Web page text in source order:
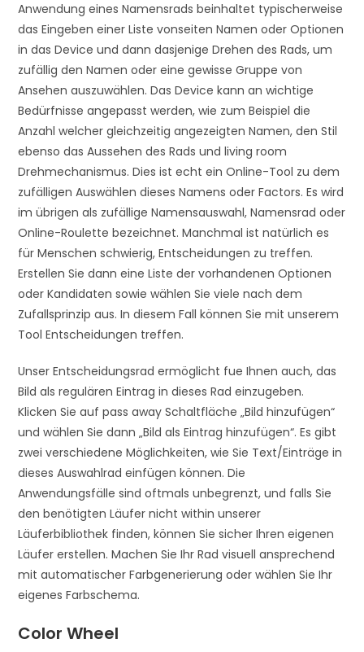
Anwendung eines Namensrads beinhaltet typischerweise
das Eingeben einer Liste vonseiten Namen oder Optionen
in das Device und dann dasjenige Drehen des Rads, um
zufällig den Namen oder eine gewisse Gruppe von
Ansehen auszuwählen. Das Device kann an wichtige
Bedürfnisse angepasst werden, wie zum Beispiel die
Anzahl welcher gleichzeitig angezeigten Namen, den Stil
ebenso das Aussehen des Rads und living room
Drehmechanismus. Dies ist echt ein Online-Tool zu dem
zufälligen Auswählen dieses Namens oder Factors. Es wird
im übrigen als zufällige Namensauswahl, Namensrad oder
Online-Roulette bezeichnet. Manchmal ist natürlich es
für Menschen schwierig, Entscheidungen zu treffen.
Erstellen Sie dann eine Liste der vorhandenen Optionen
oder Kandidaten sowie wählen Sie viele nach dem
Zufallsprinzip aus. In diesem Fall können Sie mit unserem
Tool Entscheidungen treffen.
Unser Entscheidungsrad ermöglicht fue Ihnen auch, das
Bild als regulären Eintrag in dieses Rad einzugeben.
Klicken Sie auf pass away Schaltfläche „Bild hinzufügen“
und wählen Sie dann „Bild als Eintrag hinzufügen“. Es gibt
zwei verschiedene Möglichkeiten, wie Sie Text/Einträge in
dieses Auswahlrad einfügen können. Die
Anwendungsfälle sind oftmals unbegrenzt, und falls Sie
den benötigten Läufer nicht within unserer
Läuferbibliothek finden, können Sie sicher Ihren eigenen
Läufer erstellen. Machen Sie Ihr Rad visuell ansprechend
mit automatischer Farbgenerierung oder wählen Sie Ihr
eigenes Farbschema.
Color Wheel